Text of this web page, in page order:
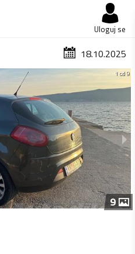
Uloguj se
18.10.2025
1 od 9
9